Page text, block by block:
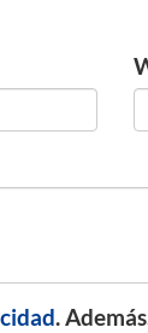
.